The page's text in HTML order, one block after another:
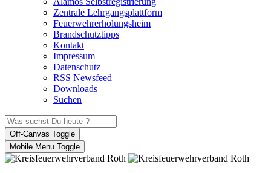
Zentrale Lehrgangsplattform
Feuerwehrerholungsheim
Brandschutztipps
Kontakt
Impressum
Datenschutz
RSS Newsfeed
Downloads
Suchen
Off-Canvas Toggle
Mobile Menu Toggle